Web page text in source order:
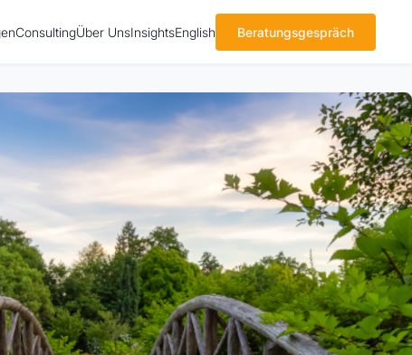
ConsultingÜber UnsInsightsEnglish Beratungsgespräch